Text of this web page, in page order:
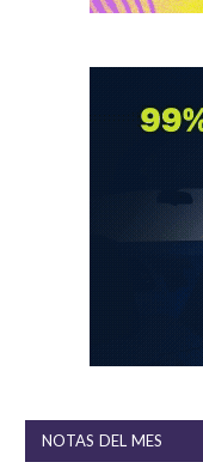
NOTAS DEL MES